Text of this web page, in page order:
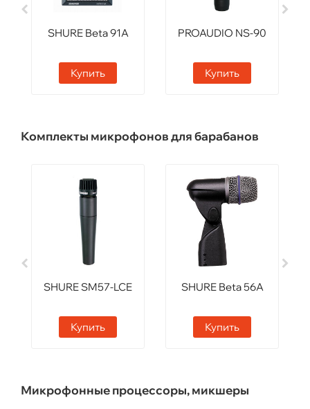
SHURE Beta 91A
Купить
PROAUDIO NS-90
Купить
Комплекты микрофонов для барабанов
SHURE SM57-LCE
Купить
SHURE Beta 56A
Купить
Микрофонные процессоры, микшеры